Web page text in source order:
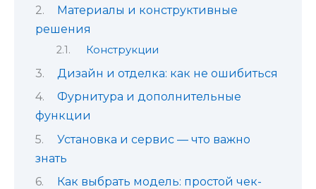
Материалы и конструктивные
решения
Конструкции
Дизайн и отделка: как не ошибиться
Фурнитура и дополнительные
функции
Установка и сервис — что важно
знать
Как выбрать модель: простой чек-